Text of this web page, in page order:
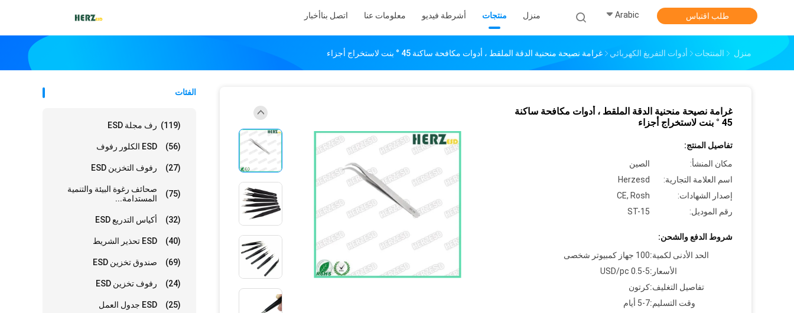
منزل منتجات أشرطة فيديو معلومات عنا اتصل بناأخبار Arabic طلب اقتباس
منزل المنتجات أدوات التفريغ الكهربائي غرامة نصيحة منحنية الدقة الملقط ، أدوات مكافحة ساكنة 45 ° بنت لاستخراج أجزاء
الفئات
رف مجلة ESD (119)
ESD الكلور رفوف (56)
رفوف التخزين ESD (27)
صحائف رغوة البيئة والتنمية
المستدامة...
(75)
أكياس التدريع ESD (32)
ESD تحذير الشريط (40)
صندوق تخزين ESD (69)
رفوف تخزين ESD (24)
ESD جدول العمل (25)
غرامة نصيحة منحنية الدقة الملقط ، أدوات مكافحة ساكنة
45 ° بنت لاستخراج أجزاء
تفاصيل المنتج:
مكان المنشأ:
الصين
اسم العلامة التجارية:
Herzesd
إصدار الشهادات:
CE, Rosh
رقم الموديل:
ST-15
شروط الدفع والشحن:
الحد الأدنى لكمية:100 جهاز كمبيوتر شخصى
الأسعار:0.5-5 USD/pc
تفاصيل التغليف:كرتون
وقت التسليم:5-7 أيام